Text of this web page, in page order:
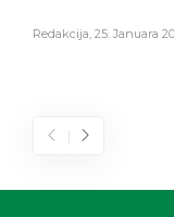
Redakcija, 25. Januara